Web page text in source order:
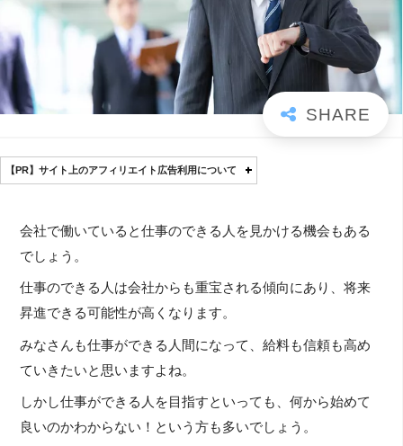
【PR】サイト上のアフィリエイト広告利用について
会社で働いていると仕事のできる人を見かける機会もある
でしょう。
仕事のできる人は会社からも重宝される傾向にあり、将来
昇進できる可能性が高くなります。
みなさんも仕事ができる人間になって、給料も信頼も高め
ていきたいと思いますよね。
しかし仕事ができる人を目指すといっても、何から始めて
良いのかわからない！という方も多いでしょう。